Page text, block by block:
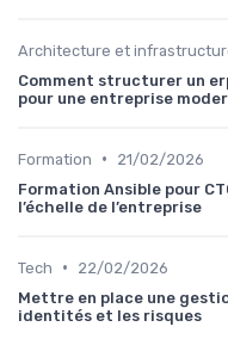
Architecture et
Comment structurer un
pour une entreprise
Formation •
21/02/2026
Formation Ansible pour
l’échelle de l’entreprise
Tech •
22/02/2026
Mettre en place une
identités et les risques